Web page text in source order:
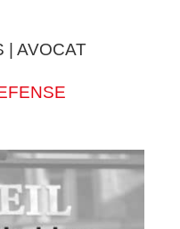
| AVOCAT